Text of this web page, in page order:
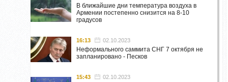
В ближайшие дни температура воздуха в
Армении постепенно снизится на 8-10
градусов
16:13 02.10.2023
Неформального саммита СНГ 7 октября не
запланировано - Песков
15:43 02.10.2023